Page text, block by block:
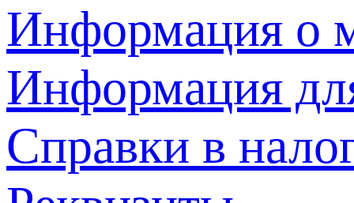
Информация о
Информация
Справки в